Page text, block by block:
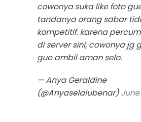
cowonya suka like foto
tandanya orang sabar
kompetitif. karena
di server sini, cowonya jg
gue ambil aman selo.
— Anya Geraldine
(@Anyaselalubenar)June